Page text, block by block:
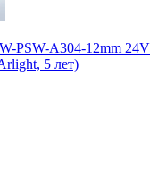
PSW-A304-12mm 24V
5 лет)